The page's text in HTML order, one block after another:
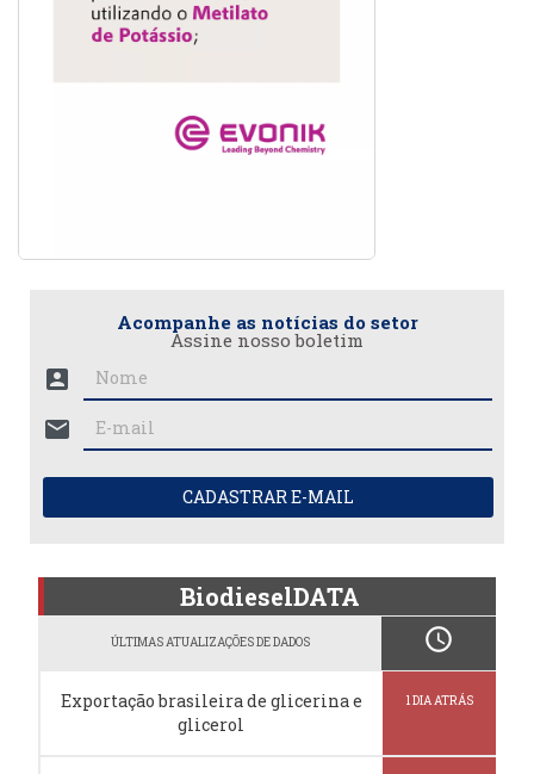
Acompanhe as notícias do setor
Assine nosso boletim
account_box
mail
CADASTRAR E-MAIL
BiodieselDATA
ÚLTIMAS ATUALIZAÇÕES DE DADOS schedule
Exportação brasileira de glicerina e
glicerol
1 DIA ATRÁS